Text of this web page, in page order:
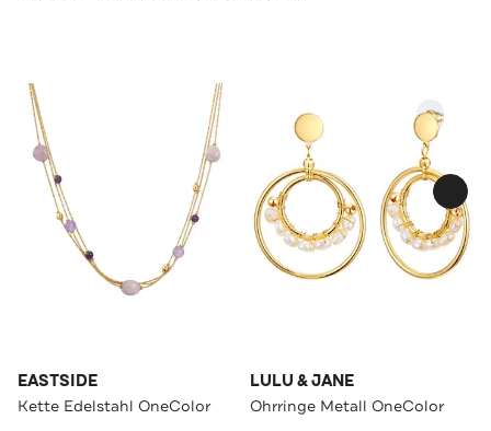
EASTSIDE
Kette Edelstahl OneColor
LULU & JANE
Ohrringe Metall OneColor